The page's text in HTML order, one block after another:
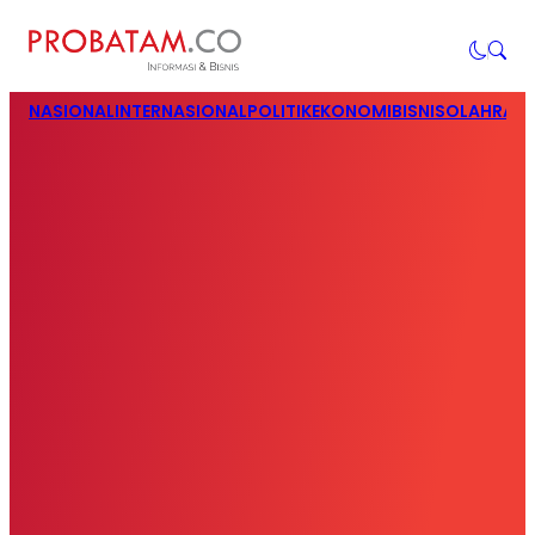
NASIONALINTERNASIONALPOLITIKEKONOMIBISNIS